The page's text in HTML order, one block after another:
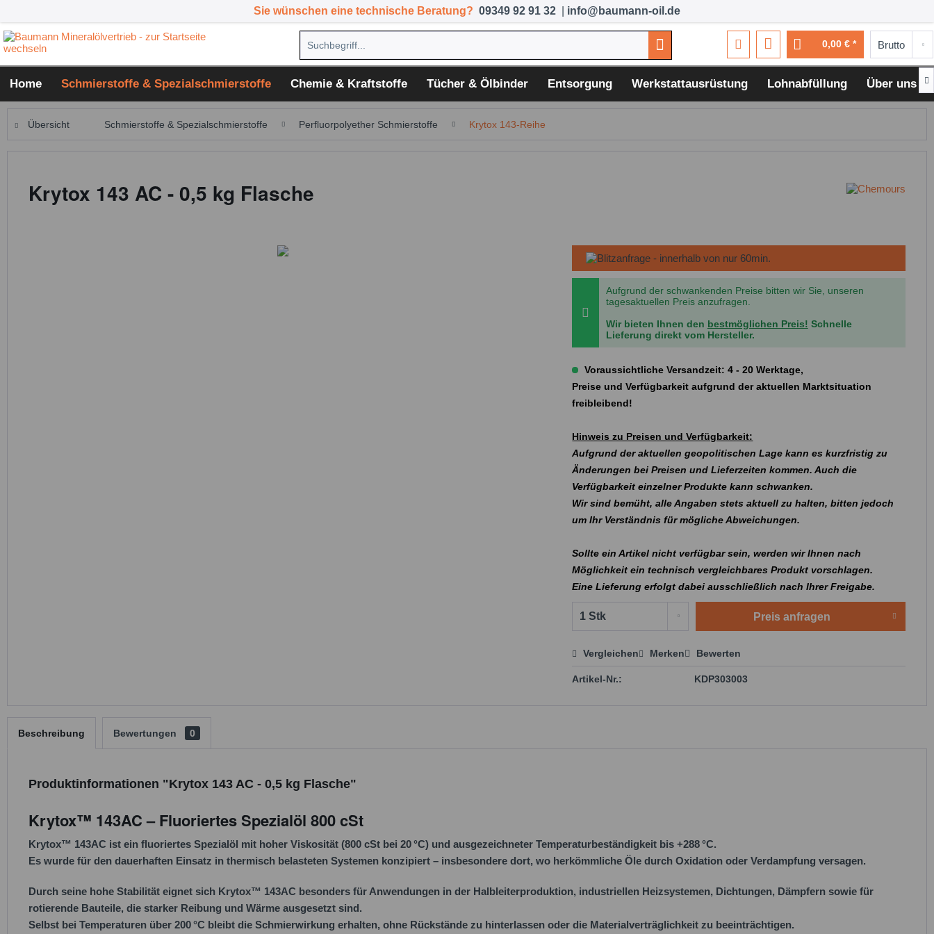
Sie wünschen eine technische Beratung? 09349 92 91 32 info@baumann-oil.de
0,00 € *
Home Schmierstoffe & Spezialschmierstoffe Chemie & Kraftstoffe Tücher & Ölbinder Entsorgung Werkstattausrüstung Lohnabfüllung Über uns 
Übersicht Schmierstoffe & Spezialschmierstoffe Perfluorpolyether Schmierstoffe Krytox 143-Reihe
Krytox 143 AC - 0,5 kg Flasche
Aufgrund der schwankenden Preise bitten wir Sie, unseren
tagesaktuellen Preis anzufragen.
Wir bieten Ihnen den bestmöglichen Preis! Schnelle
Lieferung direkt vom Hersteller.
Voraussichtliche Versandzeit: 4 - 20 Werktage,
Preise und Verfügbarkeit aufgrund der aktuellen Marktsituation
freibleibend!
Hinweis zu Preisen und Verfügbarkeit:
Aufgrund der aktuellen geopolitischen Lage kann es kurzfristig zu
Änderungen bei Preisen und Lieferzeiten kommen. Auch die
Verfügbarkeit einzelner Produkte kann schwanken.
Wir sind bemüht, alle Angaben stets aktuell zu halten, bitten jedoch
um Ihr Verständnis für mögliche Abweichungen.
Sollte ein Artikel nicht verfügbar sein, werden wir Ihnen nach
Möglichkeit ein technisch vergleichbares Produkt vorschlagen.
Eine Lieferung erfolgt dabei ausschließlich nach Ihrer Freigabe.
Preis anfragen
Preis anfragen
Vergleichen Merken Bewerten
Artikel-Nr.: KDP303003
Beschreibung Bewertungen 0
Produktinformationen "Krytox 143 AC - 0,5 kg Flasche"
Krytox™ 143AC – Fluoriertes Spezialöl 800 cSt
Krytox™ 143AC ist ein fluoriertes Spezialöl mit hoher Viskosität (800 cSt bei 20 °C) und ausgezeichneter Temperaturbeständigkeit bis +288 °C.
Es wurde für den dauerhaften Einsatz in thermisch belasteten Systemen konzipiert – insbesondere dort, wo herkömmliche Öle durch Oxidation oder Verdampfung versagen.
Durch seine hohe Stabilität eignet sich Krytox™ 143AC besonders für Anwendungen in der Halbleiterproduktion, industriellen Heizsystemen, Dichtungen, Dämpfern sowie für
rotierende Bauteile, die starker Reibung und Wärme ausgesetzt sind.
Selbst bei Temperaturen über 200 °C bleibt die Schmierwirkung erhalten, ohne Rückstände zu hinterlassen oder die Materialverträglichkeit zu beeinträchtigen.